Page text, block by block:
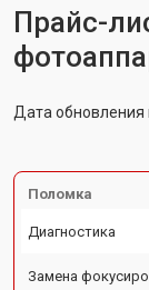
Прайс-
Дата обновления
Поломка
Диагностика
Замена